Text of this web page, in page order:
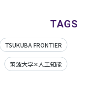
TAGS
TSUKUBA FRONTIER
筑波大学✕人工知能